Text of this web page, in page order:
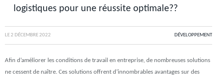
logistiques pour une réussite optimale??
LE2 DÉCEMBRE 2022 DÉVELOPPEMENT
Afin d’améliorer les conditions de travail en entreprise, de nombreuses solutions
ne cessent de naître. Ces solutions offrent d’innombrables avantages sur des